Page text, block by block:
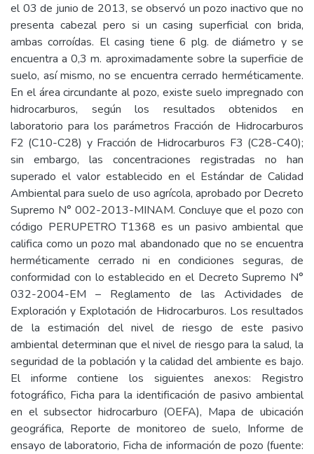
el 03 de junio de 2013, se observó un pozo inactivo que no
presenta cabezal pero si un casing superficial con brida,
ambas corroídas. El casing tiene 6 plg. de diámetro y se
encuentra a 0,3 m. aproximadamente sobre la superficie de
suelo, así mismo, no se encuentra cerrado herméticamente.
En el área circundante al pozo, existe suelo impregnado con
hidrocarburos, según los resultados obtenidos en
laboratorio para los parámetros Fracción de Hidrocarburos
F2 (C10-C28) y Fracción de Hidrocarburos F3 (C28-C40);
sin embargo, las concentraciones registradas no han
superado el valor establecido en el Estándar de Calidad
Ambiental para suelo de uso agrícola, aprobado por Decreto
Supremo N° 002-2013-MINAM. Concluye que el pozo con
código PERUPETRO T1368 es un pasivo ambiental que
califica como un pozo mal abandonado que no se encuentra
herméticamente cerrado ni en condiciones seguras, de
conformidad con lo establecido en el Decreto Supremo N°
032-2004-EM – Reglamento de las Actividades de
Exploración y Explotación de Hidrocarburos. Los resultados
de la estimación del nivel de riesgo de este pasivo
ambiental determinan que el nivel de riesgo para la salud, la
seguridad de la población y la calidad del ambiente es bajo.
El informe contiene los siguientes anexos: Registro
fotográfico, Ficha para la identificación de pasivo ambiental
en el subsector hidrocarburo (OEFA), Mapa de ubicación
geográfica, Reporte de monitoreo de suelo, Informe de
ensayo de laboratorio, Ficha de información de pozo (fuente: